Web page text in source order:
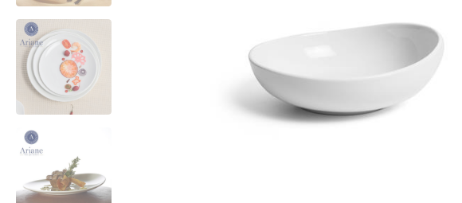
Все для гостиниц
Оборудование